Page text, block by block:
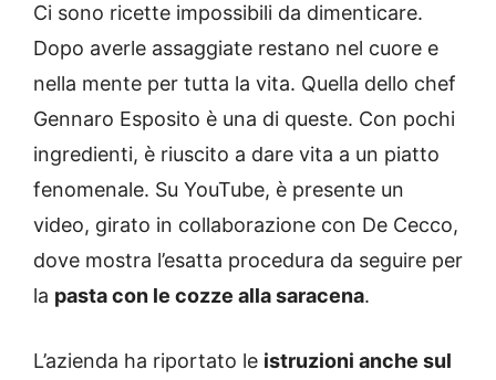
Ci sono ricette impossibili da dimenticare.
Dopo averle assaggiate restano nel cuore e
nella mente per tutta la vita. Quella dello chef
Gennaro Esposito è una di queste. Con pochi
ingredienti, è riuscito a dare vita a un piatto
fenomenale. Su YouTube, è presente un
video, girato in collaborazione con De Cecco,
dove mostra l’esatta procedura da seguire per
la pasta con le cozze alla saracena.
L’azienda ha riportato le istruzioni anche sul